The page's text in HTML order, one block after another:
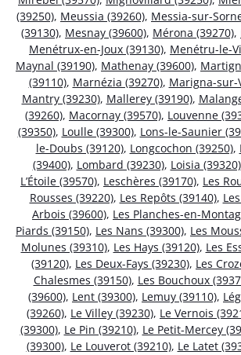
(39250), Meussia (39260), Messia-sur-
(39130), Mesnay (39600), Mérona (39270),
Menétrux-en-Joux (39130), Menétru-le-
Maynal (39190), Mathenay (39600),
(39110), Marnézia (39270), Marigna-sur-
Mantry (39230), Mallerey (39190),
(39260), Macornay (39570), Louvenne
(39350), Loulle (39300), Lons-le-Saunier
le-Doubs (39120), Longcochon (39250),
(39400), Lombard (39230), Loisia (39320)
L’Étoile (39570), Leschères (39170), Les
Rousses (39220), Les Repôts (39140),
Arbois (39600), Les Planches-en-
Piards (39150), Les Nans (39300), Les
Molunes (39310), Les Hays (39120), Les
(39120), Les Deux-Fays (39230), Les
Chalesmes (39150), Les Bouchoux
(39600), Lent (39300), Lemuy (39110),
(39260), Le Villey (39230), Le Vernois
(39300), Le Pin (39210), Le Petit-Mercey
(39300), Le Louverot (39210), Le Latet